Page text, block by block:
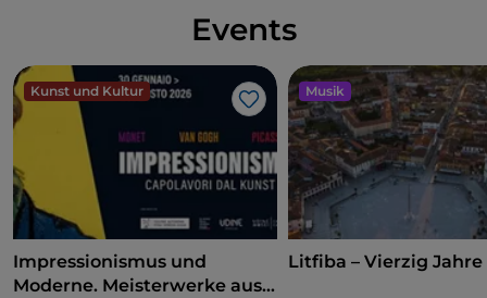
Events
Kunst und Kultur
Like
Impressionismus und
Moderne. Meisterwerke aus
Musik
Litfiba – Vierzig Jahre